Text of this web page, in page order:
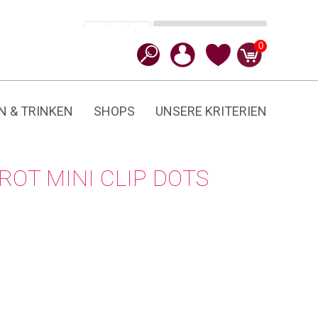
0
& TRINKEN SHOPS UNSERE KRITERIEN
MINI CLIP DOTS